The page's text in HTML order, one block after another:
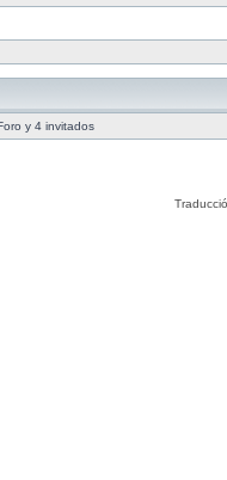
y 4 invitados